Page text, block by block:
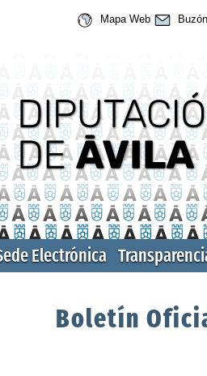
Mapa Web Buzón
Electrónica
Boletín